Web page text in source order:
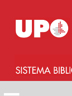
principale